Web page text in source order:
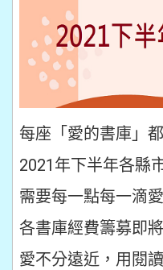
每座「愛的書庫」
2021年下半年各縣
需要每一點每一滴
各書庫經費籌募即
愛不分遠近，用閱